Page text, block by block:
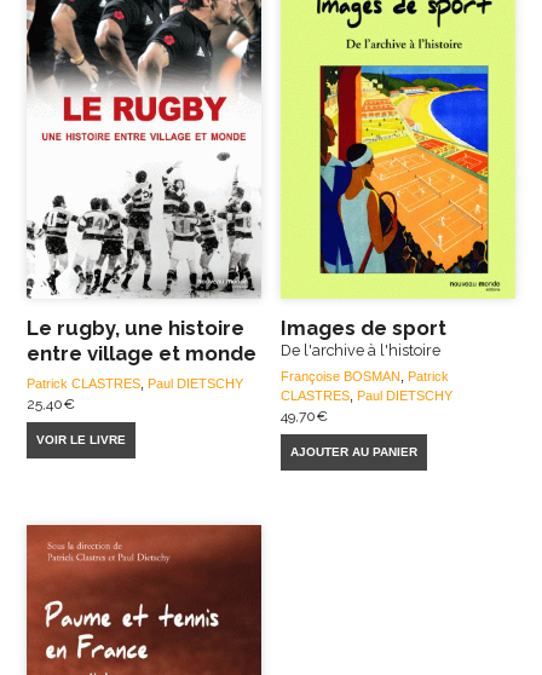
Le rugby, une histoire
entre village et monde
Patrick CLASTRES ,Paul DIETSCHY
25,40€
VOIR LE LIVRE
Images de sport
De l'archive à l'histoire
Françoise BOSMAN ,Patrick
CLASTRES ,Paul DIETSCHY
49,70€
AJOUTER AU PANIER